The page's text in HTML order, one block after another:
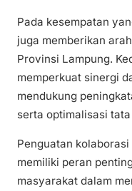
Pada kesempatan
juga memberikan
Provinsi Lampung.
memperkuat sinergi
mendukung
serta optimalisasi
Penguatan
memiliki peran
masyarakat dalam